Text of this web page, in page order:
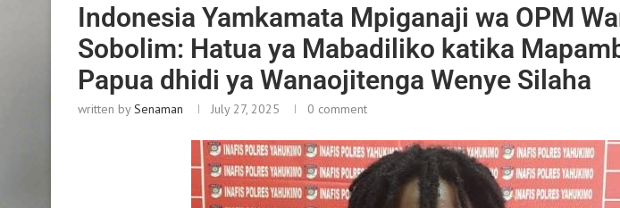
Indonesia Yamkamata Mpiganaji wa OPM
Sobolim: Hatua ya Mabadiliko katika
Papua dhidi ya Wanaojitenga Wenye Silaha
written bySenaman July 27, 2025 0 comment